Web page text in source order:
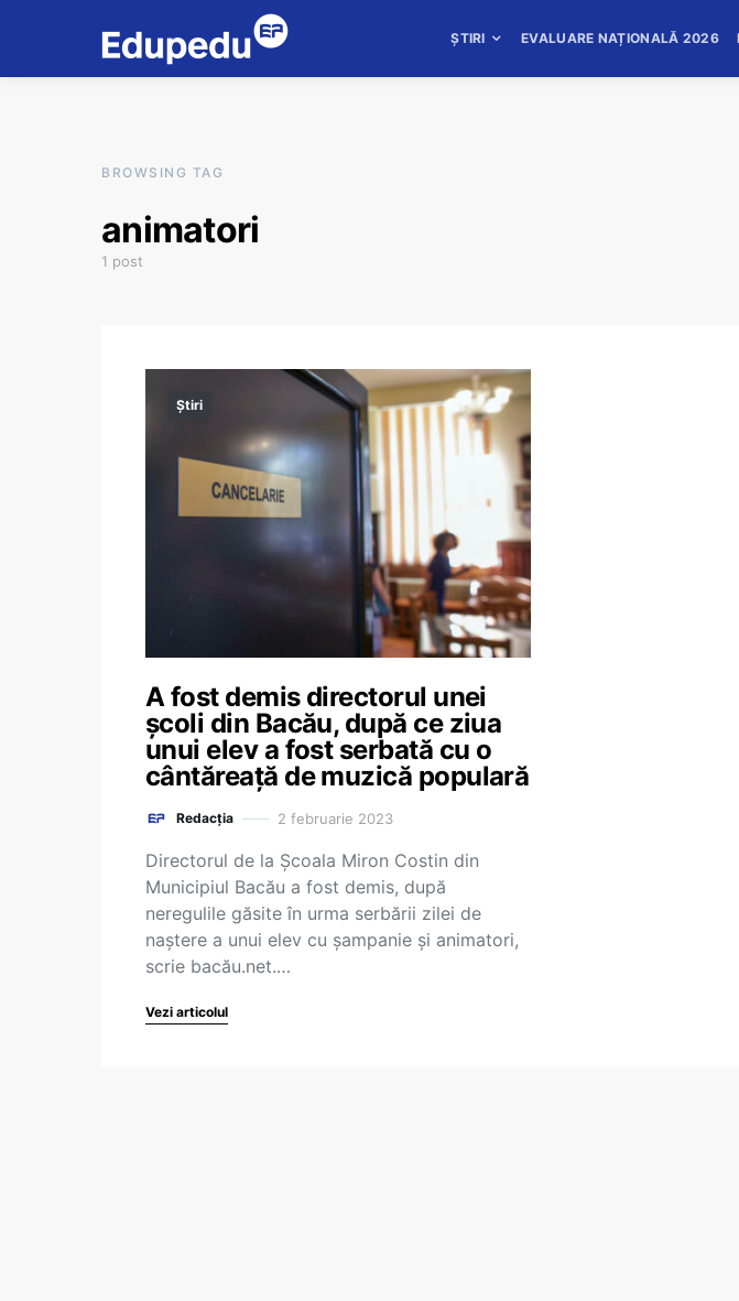
ȘTIRI EVALUARE NAȚIONALĂ 2026
BROWSING TAG
animatori
1 post
Știri
A fost demis directorul unei
școli din Bacău, după ce ziua
unui elev a fost serbată cu o
cântăreață de muzică populară
Redacția 2 februarie 2023
Directorul de la Școala Miron Costin din
Municipiul Bacău a fost demis, după
neregulile găsite în urma serbării zilei de
naștere a unui elev cu șampanie și animatori,
scrie bacău.net.…
Vezi articolul